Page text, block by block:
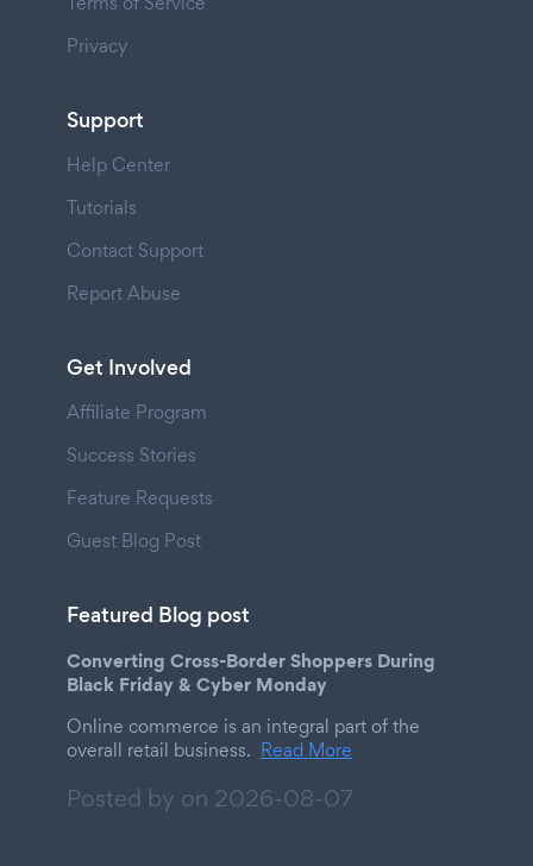
Privacy
Support
Help Center
Tutorials
Contact Support
Report Abuse
Get Involved
Affiliate Program
Success Stories
Feature Requests
Guest Blog Post
Featured Blog post
Converting Cross-Border Shoppers During
Black Friday & Cyber Monday
Online commerce is an integral part of the
overall retail business. Read More
Posted by on 2026-08-07